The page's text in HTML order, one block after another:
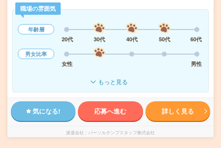
職場の雰囲気
年齢層
20代
30代 40代 50代
60代
男女比率
女性
男性
もっと見る
気になる! 応募へ進む 詳しく見る
派遣会社 パーソルテンプスタッフ株式会社